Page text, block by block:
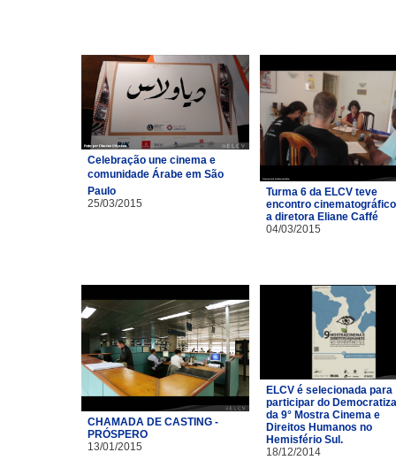
Celebração une cinema e
comunidade Árabe em São
Paulo
25/03/2015
Turma 6 da ELCV teve
encontro
a diretora Eliane Caffé
04/03/2015
CHAMADA DE CASTING -
PRÓSPERO
13/01/2015
ELCV é selecionada para
participar do
da 9° Mostra Cinema e
Direitos Humanos no
Hemisfério Sul.
18/12/2014